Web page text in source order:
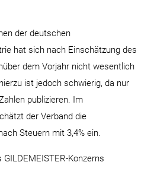
der deutschen
hat sich nach Einschätzung des
dem Vorjahr nicht wesentlich
ist jedoch schwierig, da nur
publizieren. Im
der Verband die
Steuern mit 3,4% ein.
Konzerns